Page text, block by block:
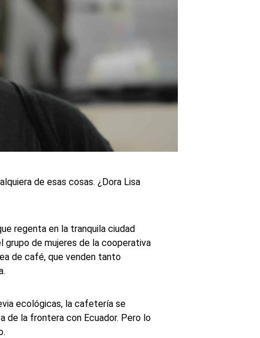
de esas cosas. ¿Dora Lisa
regenta en la tranquila ciudad
grupo de mujeres de la cooperativa
de café, que venden tanto
ecológicas, la cafetería se
de la frontera con Ecuador. Pero lo